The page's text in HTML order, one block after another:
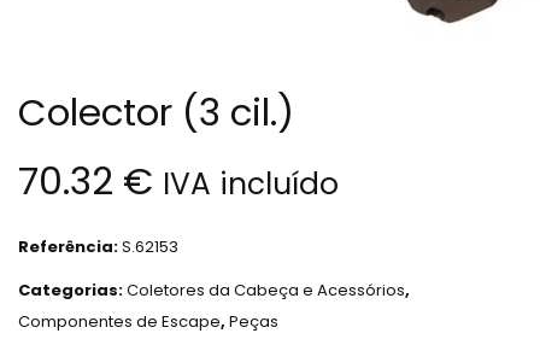
Colector (3 cil.)
70.32 € IVA incluído
Referência:S.62153
Categorias:Coletores da Cabeça e Acessórios,
Componentes de Escape, Peças